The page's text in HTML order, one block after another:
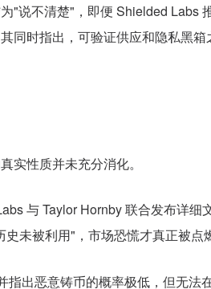
"说不清楚" ， 即便 Shielded Labs
其同时指出，可验证供应和隐私黑箱
实性质并未充分消化。
与 Taylor Hornby 联合发布详
未被利用"，市场恐慌才真正被点
出恶意铸币的概率极低，但无